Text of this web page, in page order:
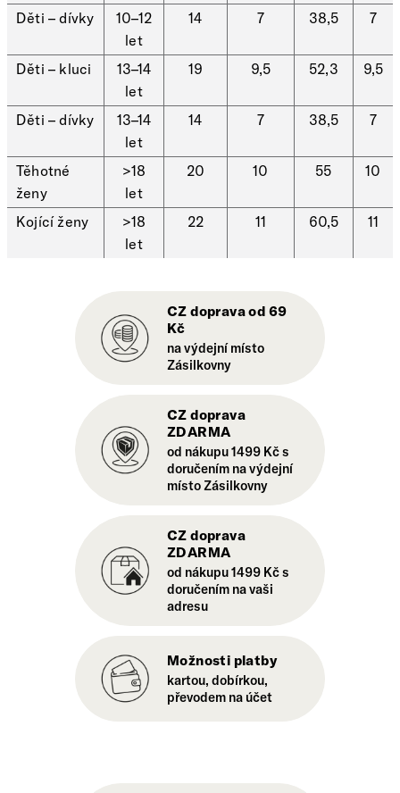
Děti – dívky
10–12
let
14 7 38,5 7
Děti – kluci
13–14
let
19 9,5 52,3 9,5
Děti – dívky
13–14
let
14 7 38,5 7
Těhotné
ženy
>18
let
20 10 55 10
Kojící ženy
>18
let
22 11 60,5 11
CZ doprava od 69
Kč
na výdejní místo
Zásilkovny
CZ doprava
ZDARMA
od nákupu 1499 Kč s
doručením na výdejní
místo Zásilkovny
CZ doprava
ZDARMA
od nákupu 1499 Kč s
doručením na vaši
adresu
Možnosti platby
kartou, dobírkou,
převodem na účet